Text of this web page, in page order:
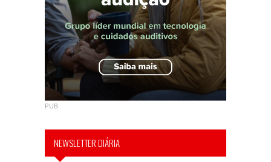
PUB
NEWSLETTER DIÁRIA